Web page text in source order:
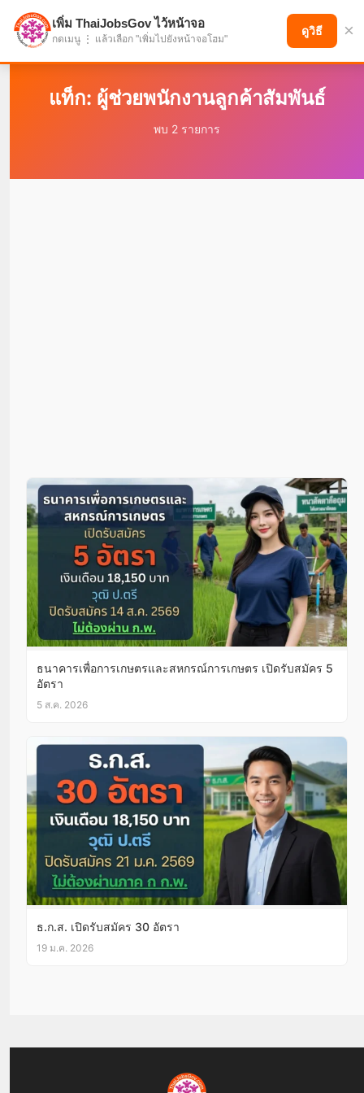
แบ่งปันโอกาส เพื่ออนาคตที่ก้าวหน้า
แท็ก: ผู้ช่วยพนักงานลูกค้าสัมพันธ์
พบ 2 รายการ
ธนาคารเพื่อการเกษตรและสหกรณ์การเกษตร เปิดรับสมัคร 5
อัตรา
5 ส.ค. 2026
ธ.ก.ส. เปิดรับสมัคร 30 อัตรา
19 ม.ค. 2026
เพิ่ม ThaiJobsGov ไว้หน้าจอ
กดเมนู ⋮ แล้วเลือก "เพิ่มไปยังหน้าจอโฮม"
ดูวิธี ×